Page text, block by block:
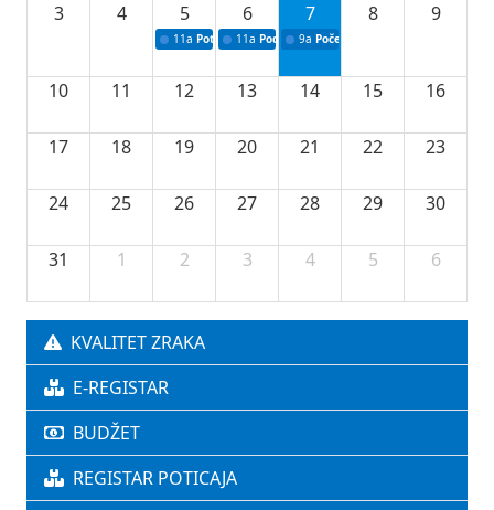
3 4 5
11a Potpisivanje ugovora o stipendijama za
6
11a Podrška razvoju vodne infrastrukture u
7
9a Početak izgradnje nove
8 9
10 11 12 13 14 15 16
17 18 19 20 21 22 23
24 25 26 27 28 29 30
31 1 2 3 4 5 6
KVALITET ZRAKA
E-REGISTAR
BUDŽET
REGISTAR POTICAJA